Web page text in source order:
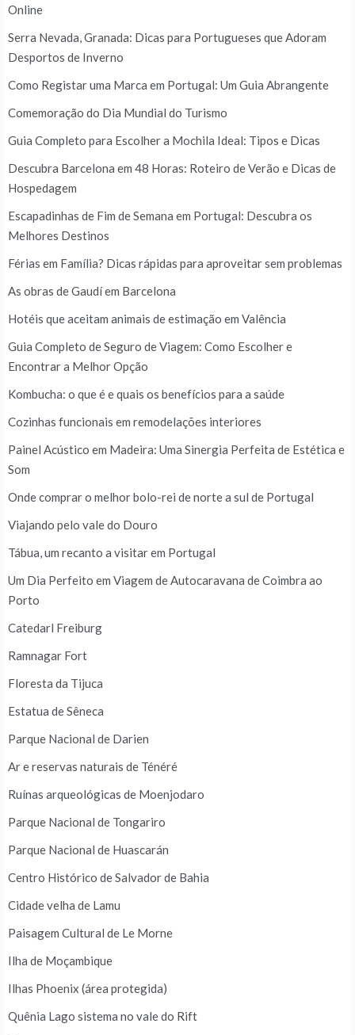
Online
Serra Nevada, Granada: Dicas para Portugueses que Adoram
Desportos de Inverno
Como Registar uma Marca em Portugal: Um Guia Abrangente
Comemoração do Dia Mundial do Turismo
Guia Completo para Escolher a Mochila Ideal: Tipos e Dicas
Descubra Barcelona em 48 Horas: Roteiro de Verão e Dicas de
Hospedagem
Escapadinhas de Fim de Semana em Portugal: Descubra os
Melhores Destinos
Férias em Família? Dicas rápidas para aproveitar sem problemas
As obras de Gaudí em Barcelona
Hotéis que aceitam animais de estimação em Valência
Guia Completo de Seguro de Viagem: Como Escolher e
Encontrar a Melhor Opção
Kombucha: o que é e quais os benefícios para a saúde
Cozinhas funcionais em remodelações interiores
Painel Acústico em Madeira: Uma Sinergia Perfeita de Estética e
Som
Onde comprar o melhor bolo-rei de norte a sul de Portugal
Viajando pelo vale do Douro
Tábua, um recanto a visitar em Portugal
Um Dia Perfeito em Viagem de Autocaravana de Coimbra ao
Porto
Catedarl Freiburg
Ramnagar Fort
Floresta da Tijuca
Estatua de Sêneca
Parque Nacional de Darien
Ar e reservas naturais de Ténéré
Ruínas arqueológicas de Moenjodaro
Parque Nacional de Tongariro
Parque Nacional de Huascarán
Centro Histórico de Salvador de Bahia
Cidade velha de Lamu
Paisagem Cultural de Le Morne
Ilha de Moçambique
Ilhas Phoenix (área protegida)
Quênia Lago sistema no vale do Rift